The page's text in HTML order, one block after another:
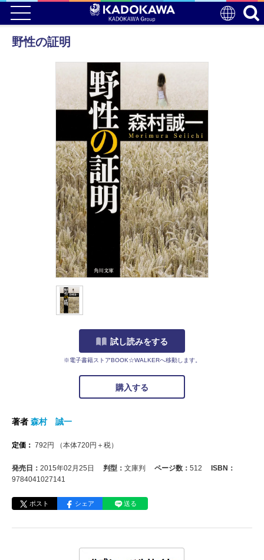
野性の証明
試し読みをする
※電子書籍ストアBOOK☆WALKERへ移動します。
購入する
著者 森村 誠一
定価： 792 円 （本体720円＋税）
発売日： 2015年02月25日 判型： 文庫判 ページ数： 512
ISBN：
9784041027141
ポスト シェア 送る